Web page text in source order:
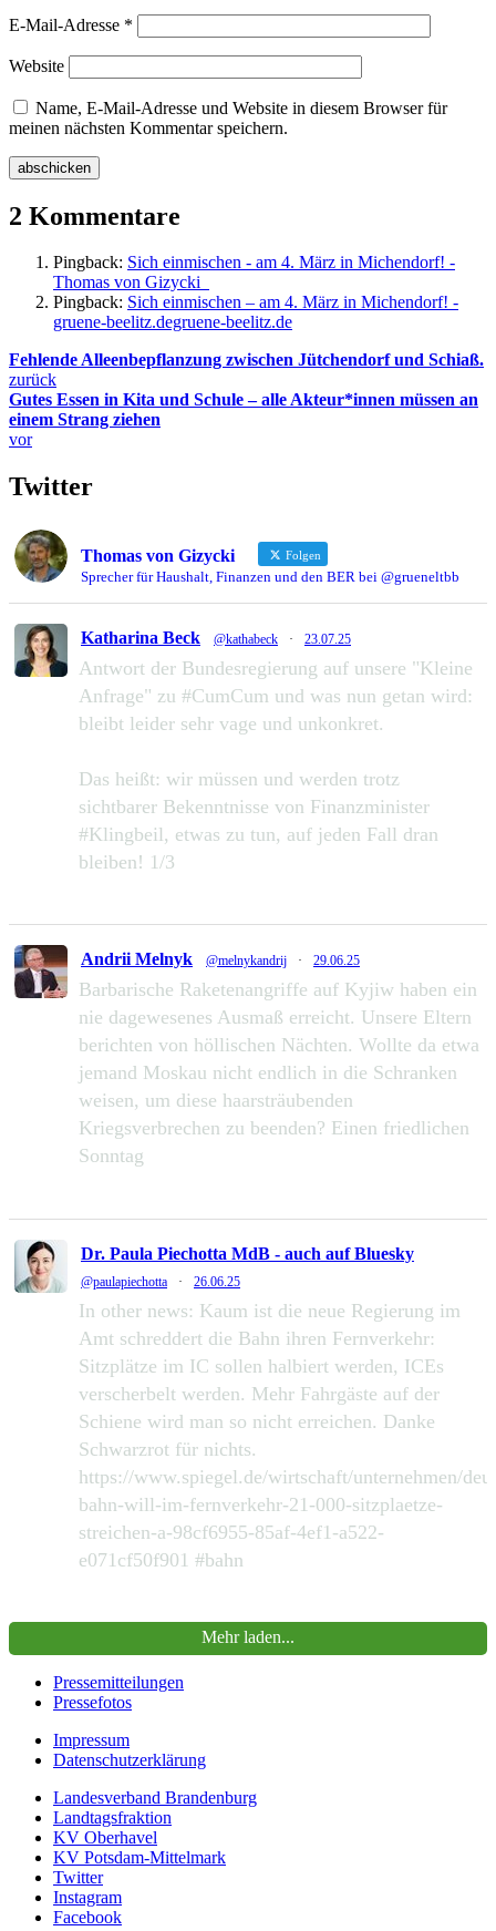
E-Mail-Adresse *
Website
Name, E-Mail-Adresse und Website in diesem Browser für
meinen nächsten Kommentar speichern.
2 Kommentare
Pingback: Sich einmischen - am 4. März in Michendorf! -
Thomas von Gizycki
Pingback: Sich einmischen – am 4. März in Michendorf! -
gruene-beelitz.degruene-beelitz.de
Fehlende Alleenbepflanzung zwischen Jütchendorf und Schiaß.
zurück
Gutes Essen in Kita und Schule – alle Akteur*innen müssen an
einem Strang ziehen
vor
Twitter
Thomas von Gizycki Folgen
Sprecher für Haushalt, Finanzen und den BER bei @grueneltbb
Katharina Beck @kathabeck · 23.07.25
Antwort der Bundesregierung auf unsere "Kleine
Anfrage" zu #CumCum und was nun getan wird:
bleibt leider sehr vage und unkonkret.
Das heißt: wir müssen und werden trotz
sichtbarer Bekenntnisse von Finanzminister
#Klingbeil, etwas zu tun, auf jeden Fall dran
bleiben! 1/3
Andrii Melnyk @melnykandrij · 29.06.25
Barbarische Raketenangriffe auf Kyjiw haben ein
nie dagewesenes Ausmaß erreicht. Unsere Eltern
berichten von höllischen Nächten. Wollte da etwa
jemand Moskau nicht endlich in die Schranken
weisen, um diese haarsträubenden
Kriegsverbrechen zu beenden? Einen friedlichen
Sonntag
Dr. Paula Piechotta MdB - auch auf Bluesky
@paulapiechotta · 26.06.25
In other news: Kaum ist die neue Regierung im
Amt schreddert die Bahn ihren Fernverkehr:
Sitzplätze im IC sollen halbiert werden, ICEs
verscherbelt werden. Mehr Fahrgäste auf der
Schiene wird man so nicht erreichen. Danke
Schwarzrot für nichts.
https://www.spiegel.de/wirtschaft/unternehmen/
bahn-will-im-fernverkehr-21-000-sitzplaetze-
streichen-a-98cf6955-85af-4ef1-a522-
e071cf50f901 #bahn
Mehr laden...
Pressemitteilungen
Pressefotos
Impressum
Datenschutzerklärung
Landesverband Brandenburg
Landtagsfraktion
KV Oberhavel
KV Potsdam-Mittelmark
Twitter
Instagram
Facebook